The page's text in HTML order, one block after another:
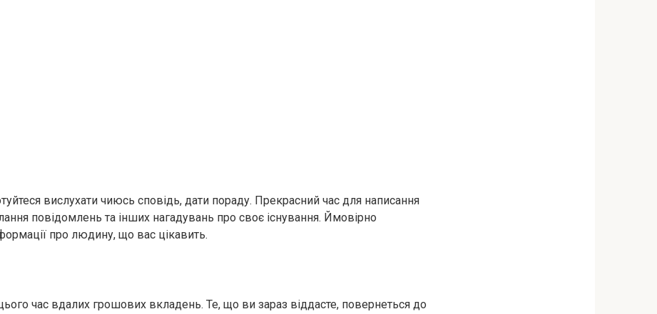
вислухати чиюсь сповідь, дати пораду. Прекрасний час для написання
повідомлень та інших нагадувань про своє існування. Ймовірно
про людину, що вас цікавить.
час вдалих грошових вкладень. Те, що ви зараз віддасте, повернеться до